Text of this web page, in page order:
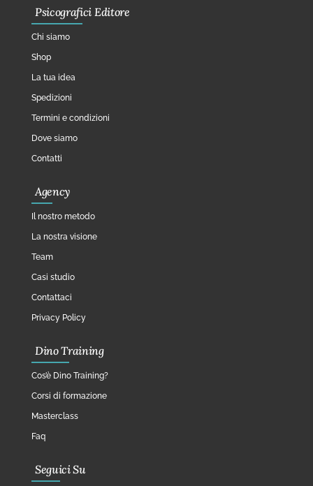
Psicografici Editore
Chi siamo
Shop
La tua idea
Spedizioni
Termini e condizioni
Dove siamo
Contatti
Agency
Il nostro metodo
La nostra visione
Team
Casi studio
Contattaci
Privacy Policy
Dino Training
Cos’è Dino Training?
Corsi di formazione
Masterclass
Faq
Seguici Su